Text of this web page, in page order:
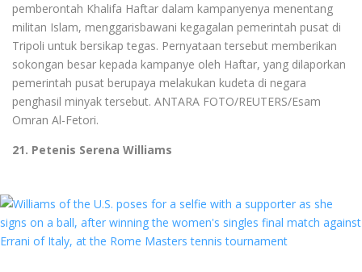
pemberontah Khalifa Haftar dalam kampanyenya menentang
militan Islam, menggarisbawani kegagalan pemerintah pusat di
Tripoli untuk bersikap tegas. Pernyataan tersebut memberikan
sokongan besar kepada kampanye oleh Haftar, yang dilaporkan
pemerintah pusat berupaya melakukan kudeta di negara
penghasil minyak tersebut. ANTARA FOTO/REUTERS/Esam
Omran Al-Fetori.
21. Petenis Serena Williams